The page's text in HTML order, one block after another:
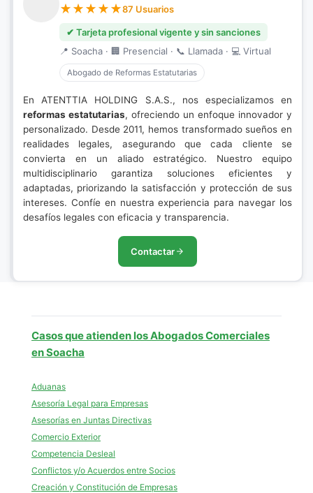
87 Usuarios
✔ Tarjeta profesional vigente y sin sanciones
📍 Soacha · 🏢 Presencial · 📞 Llamada · 💻 Virtual
Abogado de Reformas Estatutarias
En ATENTTIA HOLDING S.A.S., nos especializamos en
reformas estatutarias, ofreciendo un enfoque innovador y
personalizado. Desde 2011, hemos transformado sueños en
realidades legales, asegurando que cada cliente se
convierta en un aliado estratégico. Nuestro equipo
multidisciplinario garantiza soluciones eficientes y
adaptadas, priorizando la satisfacción y protección de sus
intereses. Confíe en nuestra experiencia para navegar los
desafíos legales con eficacia y transparencia.
Contactar
Casos que atienden los Abogados Comerciales
en Soacha
Aduanas
Asesoría Legal para Empresas
Asesorías en Juntas Directivas
Comercio Exterior
Competencia Desleal
Conflictos y/o Acuerdos entre Socios
Creación y Constitución de Empresas